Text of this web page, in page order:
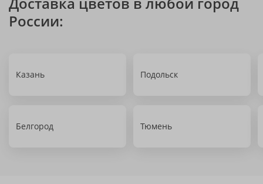
России:
Казань Подольск
Белгород Тюмень